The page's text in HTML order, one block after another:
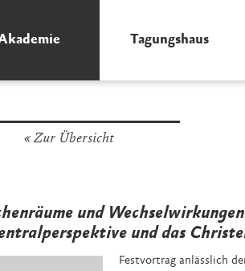
Tagungshaus
Zur Übersicht
und
und das
Festvortrag anlässlich